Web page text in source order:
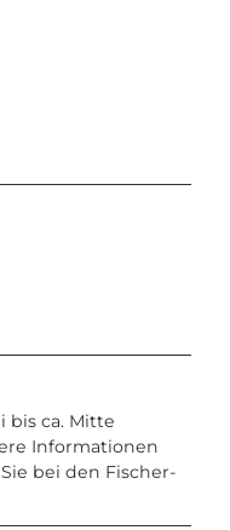
bis ca. Mitte
Informationen
bei den Fischer-